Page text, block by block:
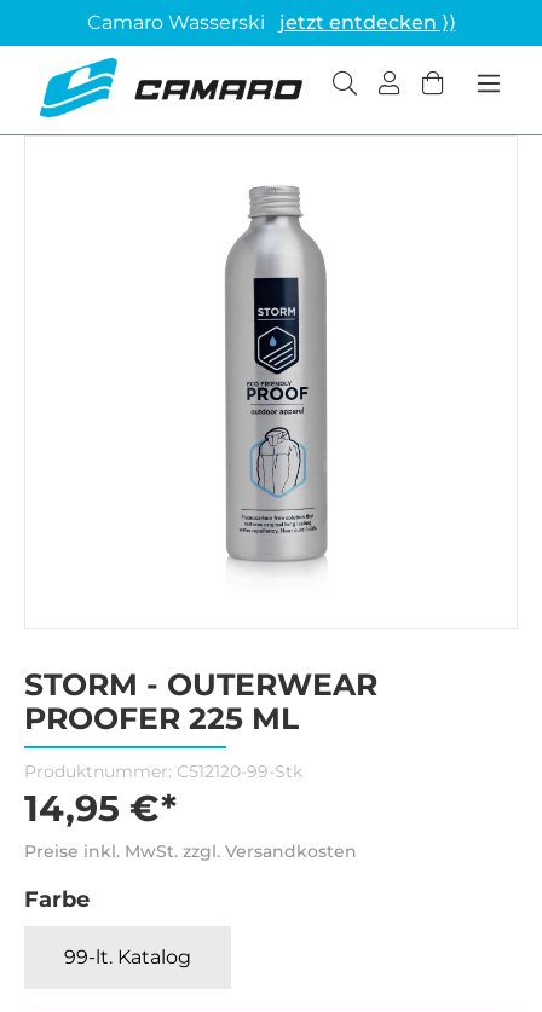
Camaro Wasserski jetzt entdecken ⟩⟩
STORM - OUTERWEAR
PROOFER 225 ML
Produktnummer: C512120-99-Stk
14,95 €*
Preise inkl. MwSt. zzgl. Versandkosten
Farbe
99-lt. Katalog